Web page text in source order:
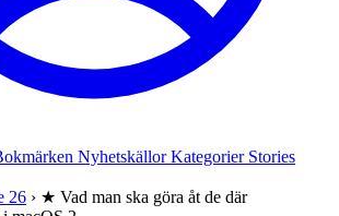
NyhetskällorKategorier Stories
26 › ★ Vad man ska göra åt de där